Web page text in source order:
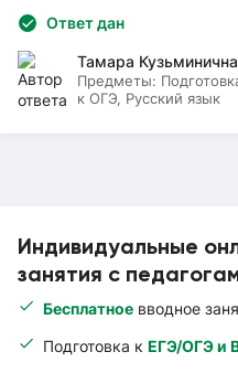
Индивидуальные
занятия с
Бесплатное вводное
Подготовка к ЕГЭ/ОГЭ и
Ответ дан
Тамара Кузьминична
Предметы:
к ОГЭ, Русский язык